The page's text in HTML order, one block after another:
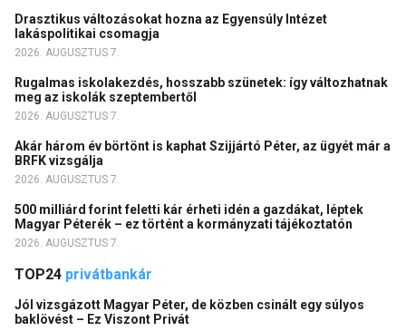
Drasztikus változásokat hozna az Egyensúly Intézet
lakáspolitikai csomagja
2026. AUGUSZTUS 7.
Rugalmas iskolakezdés, hosszabb szünetek: így változhatnak
meg az iskolák szeptembertől
2026. AUGUSZTUS 7.
Akár három év börtönt is kaphat Szijjártó Péter, az ügyét már a
BRFK vizsgálja
2026. AUGUSZTUS 7.
500 milliárd forint feletti kár érheti idén a gazdákat, léptek
Magyar Péterék – ez történt a kormányzati tájékoztatón
2026. AUGUSZTUS 7.
TOP24 privátbankár
Jól vizsgázott Magyar Péter, de közben csinált egy súlyos
baklövést – Ez Viszont Privát